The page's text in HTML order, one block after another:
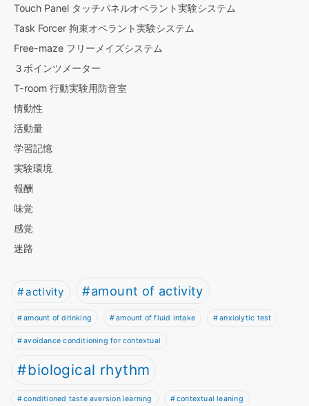
Touch Panel タッチパネルオペラント実験システム
Task Forcer 拘束オペラント実験システム
Free-maze フリーメイズシステム
３ポインツメーター
T-room 行動実験用防音室
情動性
活動量
学習記憶
実験環境
報酬
味覚
感覚
迷路
activity amount of activity
amount of drinking amount of fluid intake anxiolytic test
avoidance conditioning for contextual
biological rhythm
conditioned taste aversion learning contextual leaning